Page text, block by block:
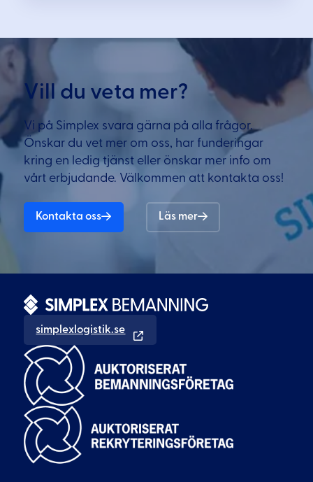
Vill du veta mer?
Vi på Simplex svara gärna på alla frågor.
Önskar du vet mer om oss, har funderingar
kring en ledig tjänst eller önskar mer info om
vårt erbjudande. Välkommen att kontakta oss!
Kontakta oss Läs mer
simplexlogistik.se